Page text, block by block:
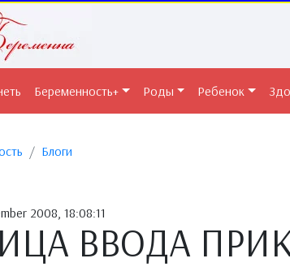
Беременность+ Роды Ребенок
Блоги
2008, 18:08:11
ВВОДА